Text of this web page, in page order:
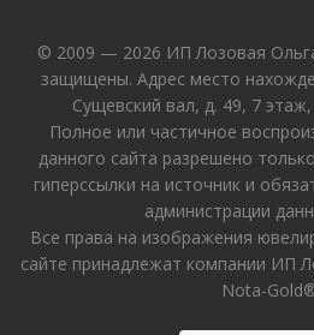
© 2009 — 2026 ИП Лозовая
защищены. Адрес место
Сущевский вал, д. 49, 7
Полное или частичное
данного сайта разрешено
гиперссылки на источник и
администрации
Все права на изображения
сайте принадлежат компании ИП
Nota-